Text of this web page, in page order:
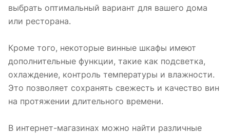
выбрать оптимальный вариант для вашего дома
или ресторана.
Кроме того, некоторые винные шкафы имеют
дополнительные функции, такие как подсветка,
охлаждение, контроль температуры и влажности.
Это позволяет сохранять свежесть и качество вин
на протяжении длительного времени.
В интернет-магазинах можно найти различные